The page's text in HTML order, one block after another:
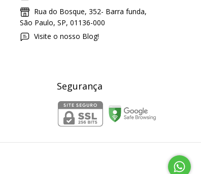
Rua do Bosque, 352- Barra funda,
São Paulo, SP, 01136-000
Visite o nosso Blog!
Segurança